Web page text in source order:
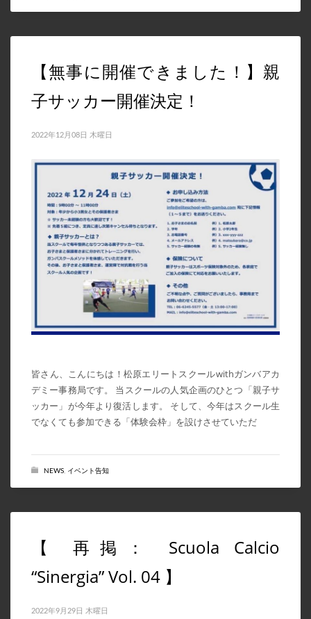
【無事に開催できました！】親
子サッカー開催決定！
2022年12月08日 木曜日
皆さん、こんにちは！松原エリートスクールwithガンバアカ
デミー事務局です。 当スクールの人気企画のひとつ「親子サ
ッカー」が今年より復活します。 そして、今年はスクール生
でなくても参加できる「体験会枠」を設けさせていただ
NEWS, イベント告知
【 再掲： Scuola Calcio
“Sinergia” Vol. 04 】
2022年9月29日 木曜日